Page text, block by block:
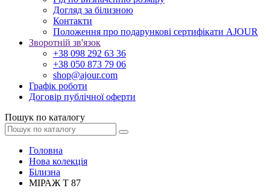
Догляд за білизною
Контакти
Положення про подарункові сертифікати AJOUR
Зворотній зв'язок
+38 098 292 63 36
+38 050 873 79 06
shop@ajour.com
Графік роботи
Договір публічної оферти
Пошук по каталогу
Головна
Нова колекція
Білизна
МІРАЖ Т 87